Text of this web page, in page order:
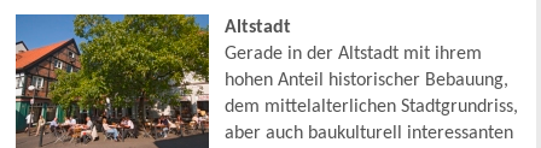
Altstadt
Gerade in der Altstadt mit ihrem
hohen Anteil historischer Bebauung,
dem mittelalterlichen Stadtgrundriss,
aber auch baukulturell interessanten